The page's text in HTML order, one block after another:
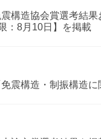
構造協会賞選考結
：8月10日】を掲載
震構造・制振構造